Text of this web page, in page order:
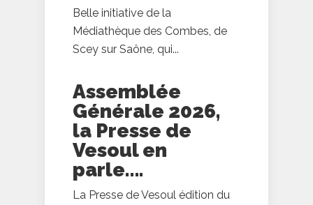
Belle initiative de la
Médiathèque des Combes, de
Scey sur Saône, qui...
Assemblée
Générale 2026,
la Presse de
Vesoul en
parle….
La Presse de Vesoul édition du